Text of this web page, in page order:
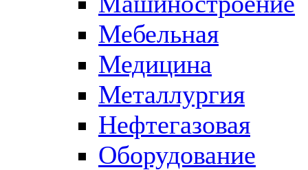
Мебельная
Медицина
Металлургия
Нефтегазовая
Оборудование